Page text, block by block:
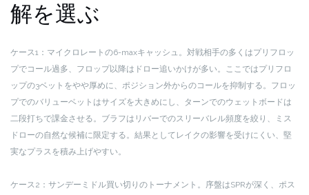
解を選ぶ
ケース1：マイクロレートの6-maxキャッシュ。対戦相手の多くはプリフロッ
プでコール過多、フロップ以降はドロー追いかけが多い。ここではプリフロ
ップの3ベットをやや厚めに、ポジション外からのコールを抑制する。フロッ
プでのバリューベットはサイズを大きめにし、ターンでのウェットボードは
二段打ちで課金させる。ブラフはリバーでのスリーバレル頻度を絞り、ミス
ドローの自然な候補に限定する。結果としてレイクの影響を受けにくい、堅
実なプラスを積み上げやすい。
ケース2：サンデーミドル買い切りのトーナメント。序盤はSPRが深く、ポス